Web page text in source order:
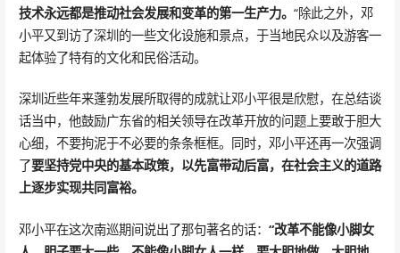
技术永远都是推动社会发展和变革的第一生产力。 “除此之外，邓
小平又到访了深圳的一些文化设施和景点，于当地民众以及游客一
起体验了特有的文化和民俗活动。
深圳近些年来蓬勃发展所取得的成就让邓小平很是欣慰，在总结谈
话当中，他鼓励广东省的相关领导在改革开放的问题上要敢于胆大
心细，不要拘泥于不必要的条条框框。同时，邓小平还再一次强调
了要坚持党中央的基本政策，以先富带动后富，在社会主义的道路
上逐步实现共同富裕。
邓小平在这次南巡期间说出了那句著名的话： “改革不能像小脚女